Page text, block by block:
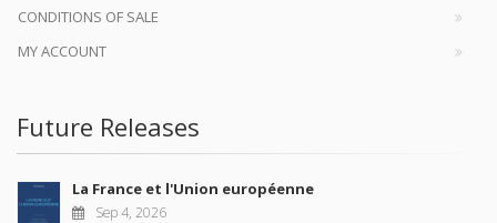
CONDITIONS OF SALE
MY ACCOUNT
Future Releases
La France et l'Union européenne
Sep 4, 2026